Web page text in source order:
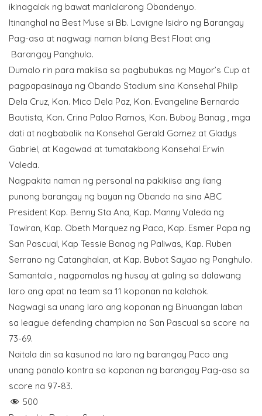
ikinagalak ng bawat manlalarong Obandenyo.
Itinanghal na Best Muse si Bb. Lavigne Isidro ng Barangay
Pag-asa at nagwagi naman bilang Best Float ang
Barangay Panghulo.
Dumalo rin para makiisa sa pagbubukas ng Mayor’s Cup at
pagpapasinaya ng Obando Stadium sina Konsehal Philip
Dela Cruz, Kon. Mico Dela Paz, Kon. Evangeline Bernardo
Bautista, Kon. Crina Palao Ramos, Kon. Buboy Banag , mga
dati at nagbabalik na Konsehal Gerald Gomez at Gladys
Gabriel, at Kagawad at tumatakbong Konsehal Erwin
Valeda.
Nagpakita naman ng personal na pakikiisa ang ilang
punong barangay ng bayan ng Obando na sina ABC
President Kap. Benny Sta Ana, Kap. Manny Valeda ng
Tawiran, Kap. Obeth Marquez ng Paco, Kap. Esmer Papa ng
San Pascual, Kap Tessie Banag ng Paliwas, Kap. Ruben
Serrano ng Catanghalan, at Kap. Bubot Sayao ng Panghulo.
Samantala , nagpamalas ng husay at galing sa dalawang
laro ang apat na team sa 11 koponan na kalahok.
Nagwagi sa unang laro ang koponan ng Binuangan laban
sa league defending champion na San Pascual sa score na
73-69.
Naitala din sa kasunod na laro ng barangay Paco ang
unang panalo kontra sa koponan ng barangay Pag-asa sa
score na 97-83.
500